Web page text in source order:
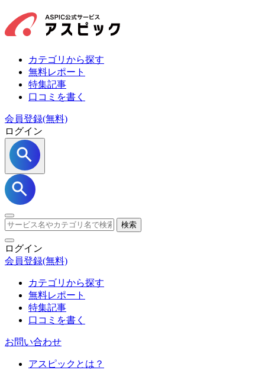
カテゴリから探す
無料レポート
特集記事
口コミを書く
会員登録(無料)
ログイン
検索
ログイン
会員登録(無料)
カテゴリから探す
無料レポート
特集記事
口コミを書く
お問い合わせ
アスピックとは？